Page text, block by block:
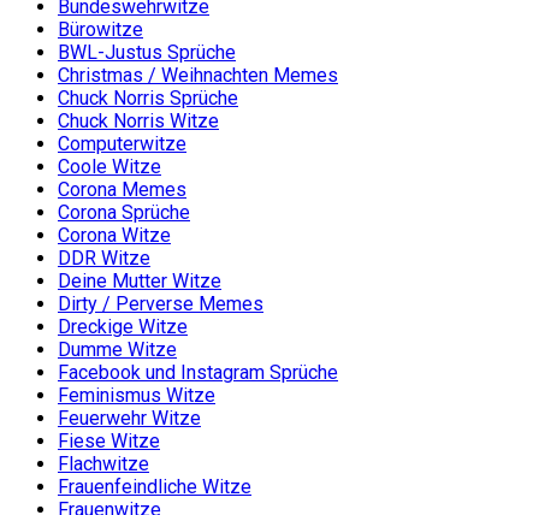
Bundeswehrwitze
Bürowitze
BWL-Justus Sprüche
Christmas / Weihnachten Memes
Chuck Norris Sprüche
Chuck Norris Witze
Computerwitze
Coole Witze
Corona Memes
Corona Sprüche
Corona Witze
DDR Witze
Deine Mutter Witze
Dirty / Perverse Memes
Dreckige Witze
Dumme Witze
Facebook und Instagram Sprüche
Feminismus Witze
Feuerwehr Witze
Fiese Witze
Flachwitze
Frauenfeindliche Witze
Frauenwitze